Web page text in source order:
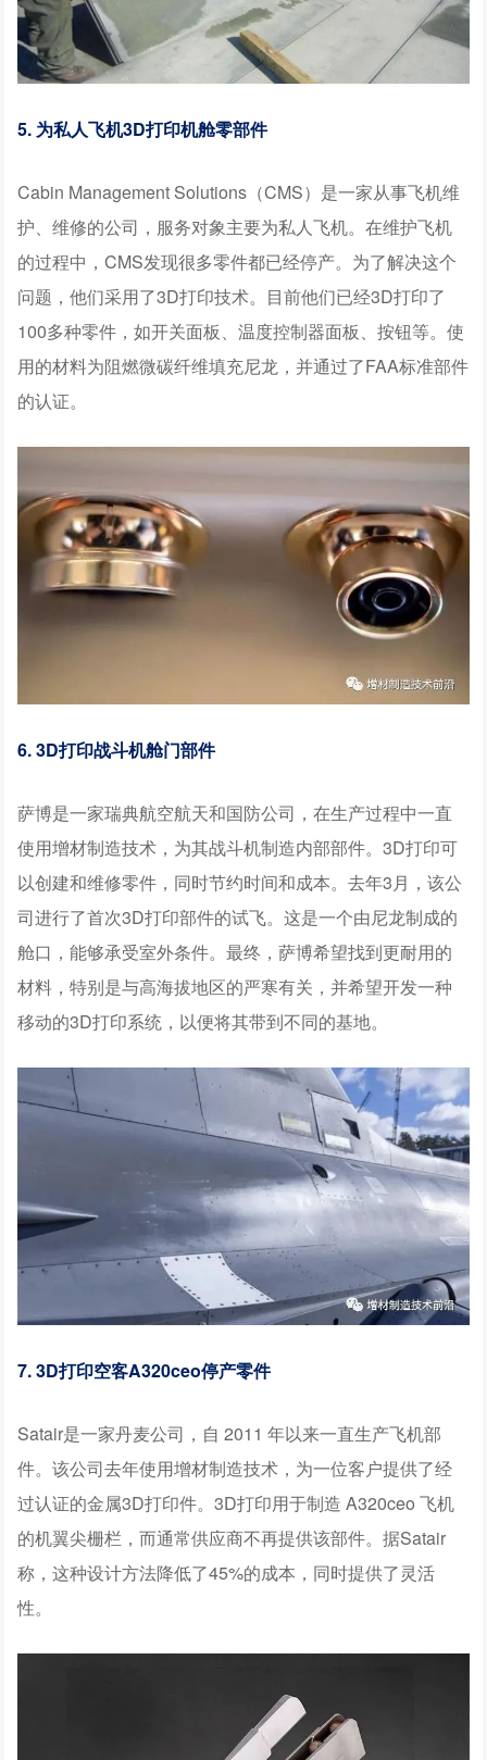
5. 为私人飞机3D打印机舱零部件
Cabin Management Solutions（CMS）是一家从事飞机维
护、维修的公司，服务对象主要为私人飞机。在维护飞机
的过程中，CMS发现很多零件都已经停产。为了解决这个
问题，他们采用了3D打印技术。目前他们已经3D打印了
100多种零件，如开关面板、温度控制器面板、按钮等。使
用的材料为阻燃微碳纤维填充尼龙，并通过了FAA标准部件
的认证。
6. 3D打印战斗机舱门部件
萨博是一家瑞典航空航天和国防公司，在生产过程中一直
使用增材制造技术，为其战斗机制造内部部件。3D打印可
以创建和维修零件，同时节约时间和成本。去年3月，该公
司进行了首次3D打印部件的试飞。这是一个由尼龙制成的
舱口，能够承受室外条件。最终，萨博希望找到更耐用的
材料，特别是与高海拔地区的严寒有关，并希望开发一种
移动的3D打印系统，以便将其带到不同的基地。
7. 3D打印空客A320ceo停产零件
Satair是一家丹麦公司，自 2011 年以来一直生产飞机部
件。该公司去年使用增材制造技术，为一位客户提供了经
过认证的金属3D打印件。3D打印用于制造 A320ceo 飞机
的机翼尖栅栏，而通常供应商不再提供该部件。据Satair
称，这种设计方法降低了45%的成本，同时提供了灵活
性。